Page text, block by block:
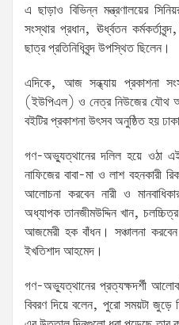
এ ছাড়াও বিভিন্ন মন্ত্রণালয়ের
সংস্থার প্রধান, ঊর্ধ্বতন
ছাত্র প্রতিনিধিবৃন্দ উপস্থিত ছিলেন।
এদিকে, আজ সন্ধ্যায় প্রকাশনা
(ইউপিএল) ও নেত্র নিউজের যৌথ
বইটির প্রকাশনা উৎসব অনুষ্ঠিত হয়
গণ-অভ্যুত্থানের দলিল হয়ে ওঠা
নাফিজের বাবা-মা ও লাশ বহনকারী
আলোচনা করবেন নারী ও
অধ্যাপক তানজীমউদ্দিন খান,
আজমেরী হক বাঁধন। সঞ্চালনা
ইখতিশাদ আহমেদ।
গণ-অভ্যুত্থানের প্রত্যক্ষদর্শী
বিবরণ দিয়ে বলেন, পুরো সময়টা